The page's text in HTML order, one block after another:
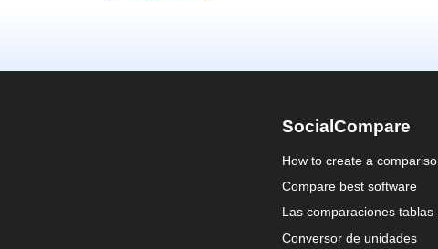
SocialCompare
How to create a
Compare best software
Las comparaciones tablas
Conversor de unidades